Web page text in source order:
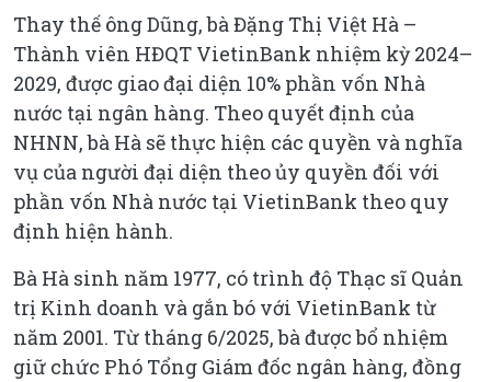
Thay thế ông Dũng, bà Đặng Thị Việt Hà –
Thành viên HĐQT VietinBank nhiệm kỳ 2024–
2029, được giao đại diện 10% phần vốn Nhà
nước tại ngân hàng. Theo quyết định của
NHNN, bà Hà sẽ thực hiện các quyền và nghĩa
vụ của người đại diện theo ủy quyền đối với
phần vốn Nhà nước tại VietinBank theo quy
định hiện hành.
Bà Hà sinh năm 1977, có trình độ Thạc sĩ Quản
trị Kinh doanh và gắn bó với VietinBank từ
năm 2001. Từ tháng 6/2025, bà được bổ nhiệm
giữ chức Phó Tổng Giám đốc ngân hàng, đồng